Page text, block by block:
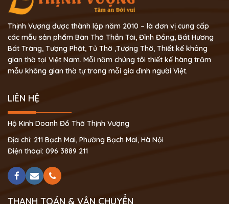
Thịnh Vượng được thành lập năm 2010 – là đơn vị cung cấp
các mẫu sản phẩm Bàn Thờ Thần Tài, Đỉnh Đồng, Bát Hương
Bát Tràng, Tượng Phật, Tủ Thờ ,Tượng Thờ, Thiết kế không
gian thờ tại Việt Nam. Mỗi năm chúng tôi thiết kế hàng trăm
mẫu không gian thờ tự trong mỗi gia đình người Việt.
LIÊN HỆ
Hộ Kinh Doanh Đồ Thờ Thịnh Vượng
Địa chỉ: 211 Bạch Mai, Phường Bạch Mai, Hà Nội
Điện thoại: 096 3889 211
THANH TOÁN & VẬN CHUYỂN